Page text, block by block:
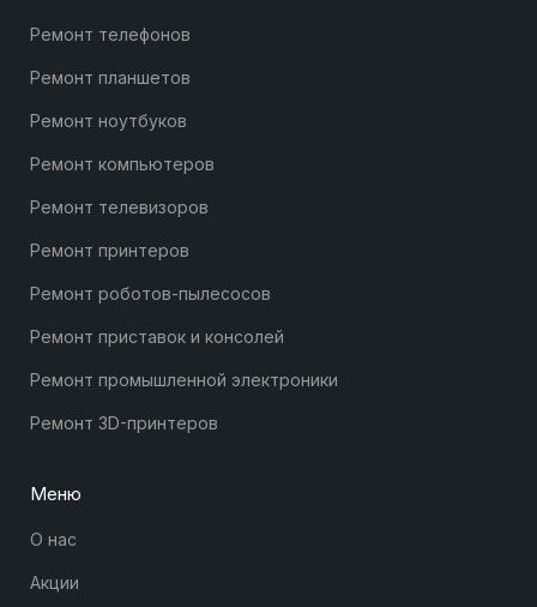
Ремонт телефонов
Ремонт планшетов
Ремонт ноутбуков
Ремонт компьютеров
Ремонт телевизоров
Ремонт принтеров
Ремонт роботов-пылесосов
Ремонт приставок и консолей
Ремонт промышленной электроники
Ремонт 3D-принтеров
Меню
О нас
Акции